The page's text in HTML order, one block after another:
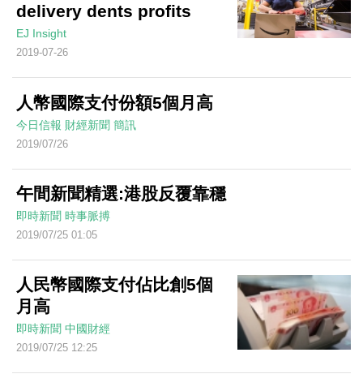
delivery dents profits
EJ Insight
2019-07-26
人幣國際支付份額5個月高
今日信報 財經新聞 簡訊
2019/07/26
午間新聞精選:港股反覆靠穩
即時新聞 時事脈搏
2019/07/25 01:05
人民幣國際支付佔比創5個
月高
即時新聞 中國財經
2019/07/25 12:25